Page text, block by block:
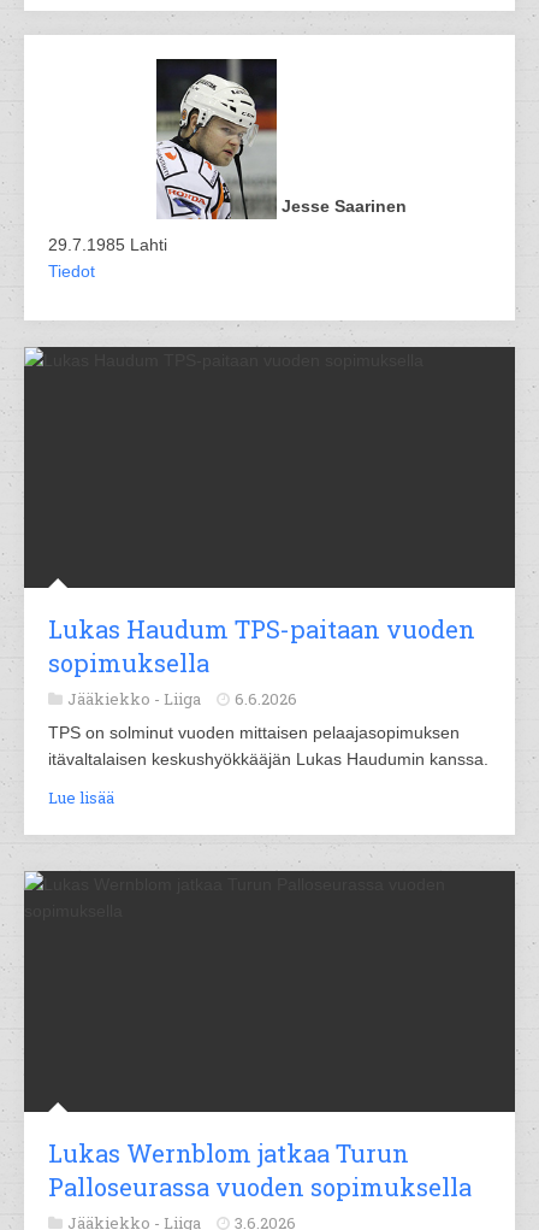
Jesse Saarinen
29.7.1985 Lahti
Tiedot
Lukas Haudum TPS-paitaan vuoden
sopimuksella
Jääkiekko - Liiga 6.6.2026
TPS on solminut vuoden mittaisen pelaajasopimuksen
itävaltalaisen keskushyökkääjän Lukas Haudumin kanssa.
Lue lisää
Lukas Wernblom jatkaa Turun
Palloseurassa vuoden sopimuksella
Jääkiekko - Liiga 3.6.2026